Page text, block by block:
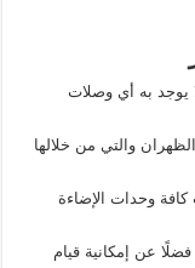
يوجد به أي وصلات
والتي من خلالها
وحدات الإضاءة
فضلًا عن إمكانية قيام